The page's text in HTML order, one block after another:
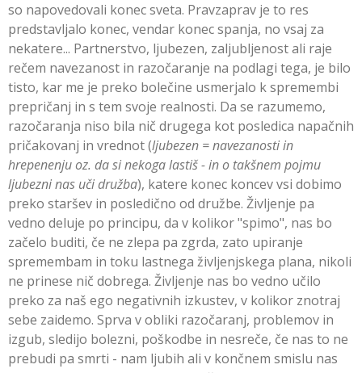
so napovedovali konec sveta. Pravzaprav je to res
predstavljalo konec, vendar konec spanja, no vsaj za
nekatere... Partnerstvo, ljubezen, zaljubljenost ali raje
rečem navezanost in razočaranje na podlagi tega, je bilo
tisto, kar me je preko bolečine usmerjalo k spremembi
prepričanj in s tem svoje realnosti. Da se razumemo,
razočaranja niso bila nič drugega kot posledica napačnih
pričakovanj in vrednot (ljubezen = navezanosti in
hrepenenju oz. da si nekoga lastiš - in o takšnem pojmu
ljubezni nas uči družba), katere konec koncev vsi dobimo
preko staršev in posledično od družbe. Življenje pa
vedno deluje po principu, da v kolikor "spimo", nas bo
začelo buditi, če ne zlepa pa zgrda, zato upiranje
spremembam in toku lastnega življenjskega plana, nikoli
ne prinese nič dobrega. Življenje nas bo vedno učilo
preko za naš ego negativnih izkustev, v kolikor znotraj
sebe zaidemo. Sprva v obliki razočaranj, problemov in
izgub, sledijo bolezni, poškodbe in nesreče, če nas to ne
prebudi pa smrti - nam ljubih ali v končnem smislu nas